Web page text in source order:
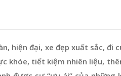
hiện đại, xe đẹp xuất sắc, đi
khóe, tiết kiệm nhiên liệu,